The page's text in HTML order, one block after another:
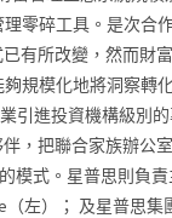
零碎工具。是次
有所改變，然而
模化地將洞察轉
進投資機構級別
，把聯合家族辦
式。星普思則負
左）； 及星普思